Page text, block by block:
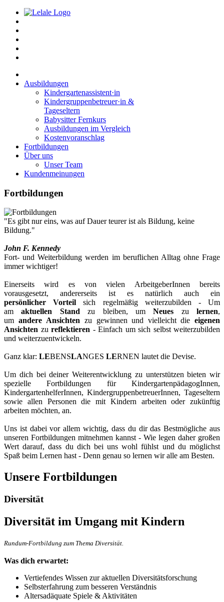
Ausbildungen
Kindergartenassistent·in
Kindergruppenbetreuer·in &
Tageseltern
Babysitter Fernkurs
Ausbildungen im Vergleich
Kostenvoranschlag
Fortbildungen
Über uns
Unser Team
Kundenmeinungen
Fortbildungen
"Es gibt nur eins, was auf Dauer teurer ist als Bildung, keine
Bildung."
John F. Kennedy
Fort- und Weiterbildung werden im beruflichen Alltag ohne Frage
immer wichtiger!
Einerseits wird es von vielen ArbeitgeberInnen bereits
vorausgesetzt, andererseits ist es natürlich auch ein
persönlicher
Vorteil sich regelmäßig weiterzubilden - Um
amaktuellen Standzu bleiben, umNeues zu lernen,
um andere Ansichten zu gewinnen und vielleicht die eigenen
Ansichten zu reflektieren - Einfach um sich selbst weiterzubilden
und weiterzuentwickeln.
Ganz klar: LEBENSLANGES LERNEN lautet die Devise.
Um dich bei deiner Weiterentwicklung zu unterstützen bieten wir
spezielle Fortbildungen für KindergartenpädagogInnen,
KindergartenhelferInnen, KindergruppenbetreuerInnen, Tageseltern
sowie allen Personen die mit Kindern arbeiten oder zukünftig
arbeiten möchten, an.
Uns ist dabei vor allem wichtig, dass du dir das Bestmögliche aus
unseren Fortbildungen mitnehmen kannst - Wie legen daher großen
Wert darauf, dass du dich bei uns wohl fühlst und du möglichst
Spaß beim Lernen hast - Denn genau so lernen wir alle am Besten.
Unsere Fortbildungen
Diversität
Diversität im Umgang mit Kindern
Rundum-Fortbildung zum Thema Diversität.
Was dich erwartet:
Vertiefendes Wissen zur aktuellen Diversitätsforschung
Selbsterfahrung zum besseren Verständnis
Altersadäquate Spiele & Aktivitäten